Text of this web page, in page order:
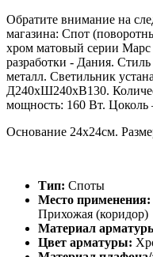
Обратите внимание на
магазина: Спот
хром матовый серии
разработки - Дания.
металл. Светильник
Д240xШ240xВ130.
мощность: 160 Вт.
Основание 24х24см.
Тип: Споты
Место применения:
Прихожая (коридор)
Материал
Цвет арматуры: